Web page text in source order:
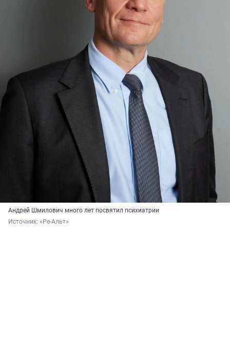
Андрей Шмилович много лет посвятил психиатрии
Источник: «Ре-Альт»